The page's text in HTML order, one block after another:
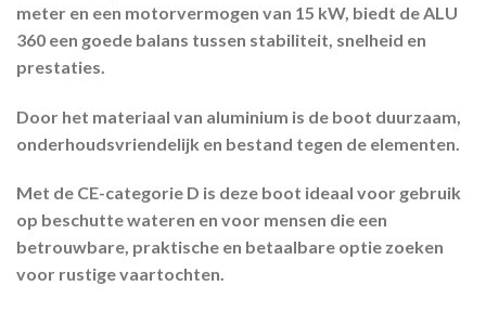
meter en een motorvermogen van 15 kW, biedt de ALU
360 een goede balans tussen stabiliteit, snelheid en
prestaties.
Door het materiaal van aluminium is de boot duurzaam,
onderhoudsvriendelijk en bestand tegen de elementen.
Met de CE-categorie D is deze boot ideaal voor gebruik
op beschutte wateren en voor mensen die een
betrouwbare, praktische en betaalbare optie zoeken
voor rustige vaartochten.